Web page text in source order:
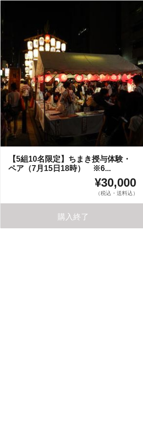
【5組10名限定】ちまき授与体験・
ペア（7月15日18時） ※6...
¥30,000
（税込・送料込）
購入終了